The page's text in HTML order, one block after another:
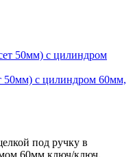
50мм) с цилиндром 60мм,
под ручку в
60мм ключ/ключ.